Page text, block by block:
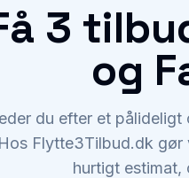
3
og
du efter et
Hos Flytte3Tilbud.dk
hurtigt estimat,